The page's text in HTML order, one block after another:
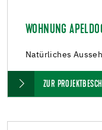
WOHNUNG
Natürliches
ZUR